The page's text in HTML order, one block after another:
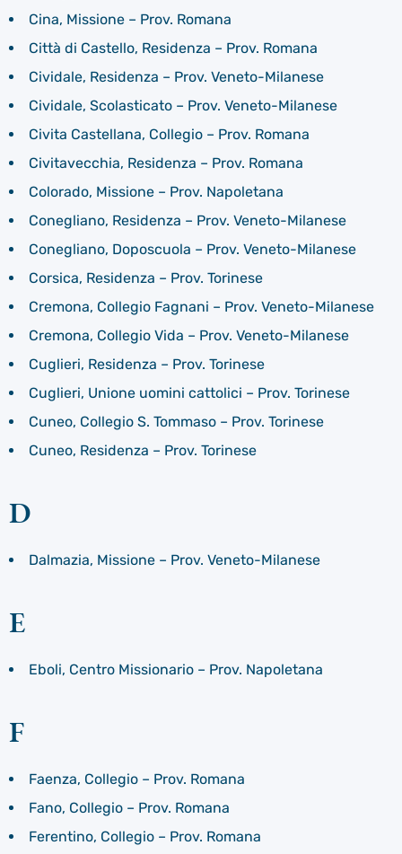
Cina, Missione – Prov. Romana
Città di Castello, Residenza – Prov. Romana
Cividale, Residenza – Prov. Veneto-Milanese
Cividale, Scolasticato – Prov. Veneto-Milanese
Civita Castellana, Collegio – Prov. Romana
Civitavecchia, Residenza – Prov. Romana
Colorado, Missione – Prov. Napoletana
Conegliano, Residenza – Prov. Veneto-Milanese
Conegliano, Doposcuola – Prov. Veneto-Milanese
Corsica, Residenza – Prov. Torinese
Cremona, Collegio Fagnani – Prov. Veneto-Milanese
Cremona, Collegio Vida – Prov. Veneto-Milanese
Cuglieri, Residenza – Prov. Torinese
Cuglieri, Unione uomini cattolici – Prov. Torinese
Cuneo, Collegio S. Tommaso – Prov. Torinese
Cuneo, Residenza – Prov. Torinese
D
Dalmazia, Missione – Prov. Veneto-Milanese
E
Eboli, Centro Missionario – Prov. Napoletana
F
Faenza, Collegio – Prov. Romana
Fano, Collegio – Prov. Romana
Ferentino, Collegio – Prov. Romana